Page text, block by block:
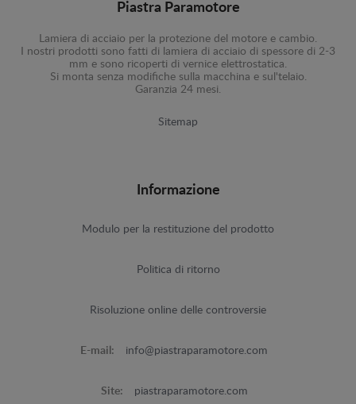
Piastra Paramotore
Lamiera di acciaio per la protezione del motore e cambio.
I nostri prodotti sono fatti di lamiera di acciaio di spessore di 2-3
mm e sono ricoperti di vernice elettrostatica.
Si monta senza modifiche sulla macchina e sul'telaio.
Garanzia 24 mesi.
Sitemap
Informazione
Modulo per la restituzione del prodotto
Politica di ritorno
Risoluzione online delle controversie
E-mail: info@piastraparamotore.com
Site: piastraparamotore.com